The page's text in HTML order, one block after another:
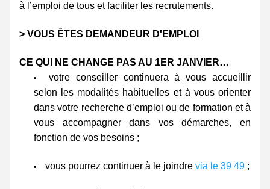
à l’emploi de tous et faciliter les recrutements.
> VOUS ÊTES DEMANDEUR D'EMPLOI
CE QUI NE CHANGE PAS AU 1ER JANVIER…
votre conseiller continuera à vous accueillir
selon les modalités habituelles et à vous orienter
dans votre recherche d’emploi ou de formation et à
vous accompagner dans vos démarches, en
fonction de vos besoins ;
vous pourrez continuer à le joindre via le 39 49 ;